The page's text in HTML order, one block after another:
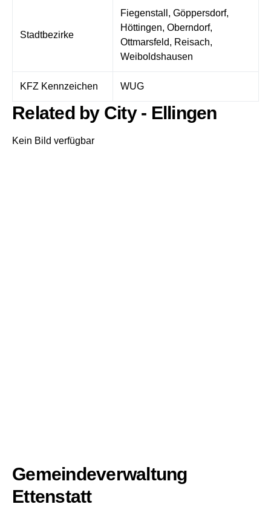
Stadtbezirke
Fiegenstall, Göppersdorf,
Höttingen, Oberndorf,
Ottmarsfeld, Reisach,
Weiboldshausen
KFZ Kennzeichen WUG
Related by City - Ellingen
Kein Bild verfügbar
Gemeindeverwaltung
Ettenstatt